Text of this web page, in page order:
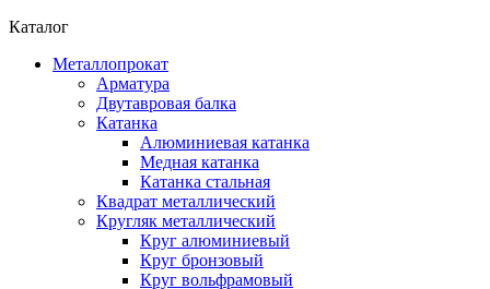
Каталог
Металлопрокат
Арматура
Двутавровая балка
Катанка
Алюминиевая катанка
Медная катанка
Катанка стальная
Квадрат металлический
Кругляк металлический
Круг алюминиевый
Круг бронзовый
Круг вольфрамовый